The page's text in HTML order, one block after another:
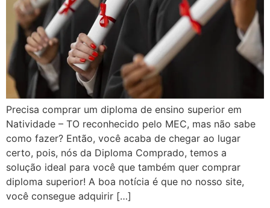
Precisa comprar um diploma de ensino superior em
Natividade – TO reconhecido pelo MEC, mas não sabe
como fazer? Então, você acaba de chegar ao lugar
certo, pois, nós da Diploma Comprado, temos a
solução ideal para você que também quer comprar
diploma superior! A boa notícia é que no nosso site,
você consegue adquirir […]